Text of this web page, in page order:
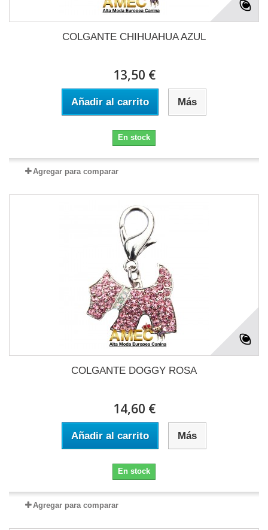
COLGANTE CHIHUAHUA AZUL
13,50 €
Añadir al carrito Más
En stock
Agregar para comparar
COLGANTE DOGGY ROSA
14,60 €
Añadir al carrito Más
En stock
Agregar para comparar